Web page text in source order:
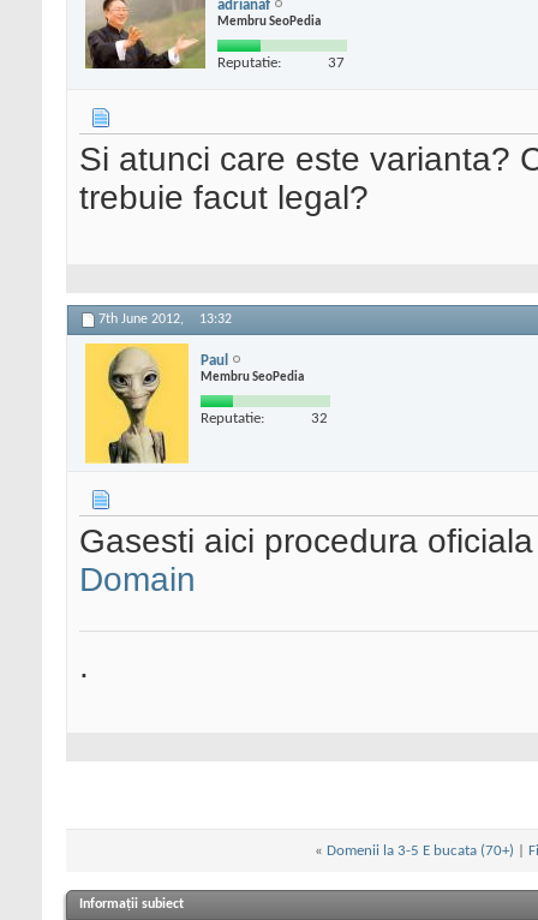
adrianaf
Membru SeoPedia
Reputatie: 37
Si atunci care este varianta?
trebuie facut legal?
7th June 2012, 13:32
Paul
Membru SeoPedia
Reputatie: 32
Gasesti aici procedura
Domain
.
« Domenii la 3-5 E bucata (70+)
Informații subiect